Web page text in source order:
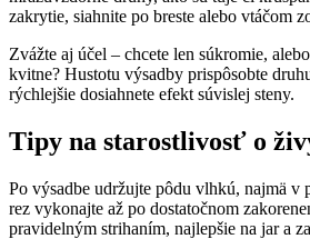
zakrytie, siahnite po breste alebo vtáčom
Zvážte aj účel – chcete len súkromie,
kvitne? Hustotu výsadby prispôsobte
rýchlejšie dosiahnete efekt súvislej steny.
Tipy na starostlivosť o
Po výsadbe udržujte pôdu vlhkú, najmä v
rez vykonajte až po dostatočnom
pravidelným strihaním, najlepšie na jar a